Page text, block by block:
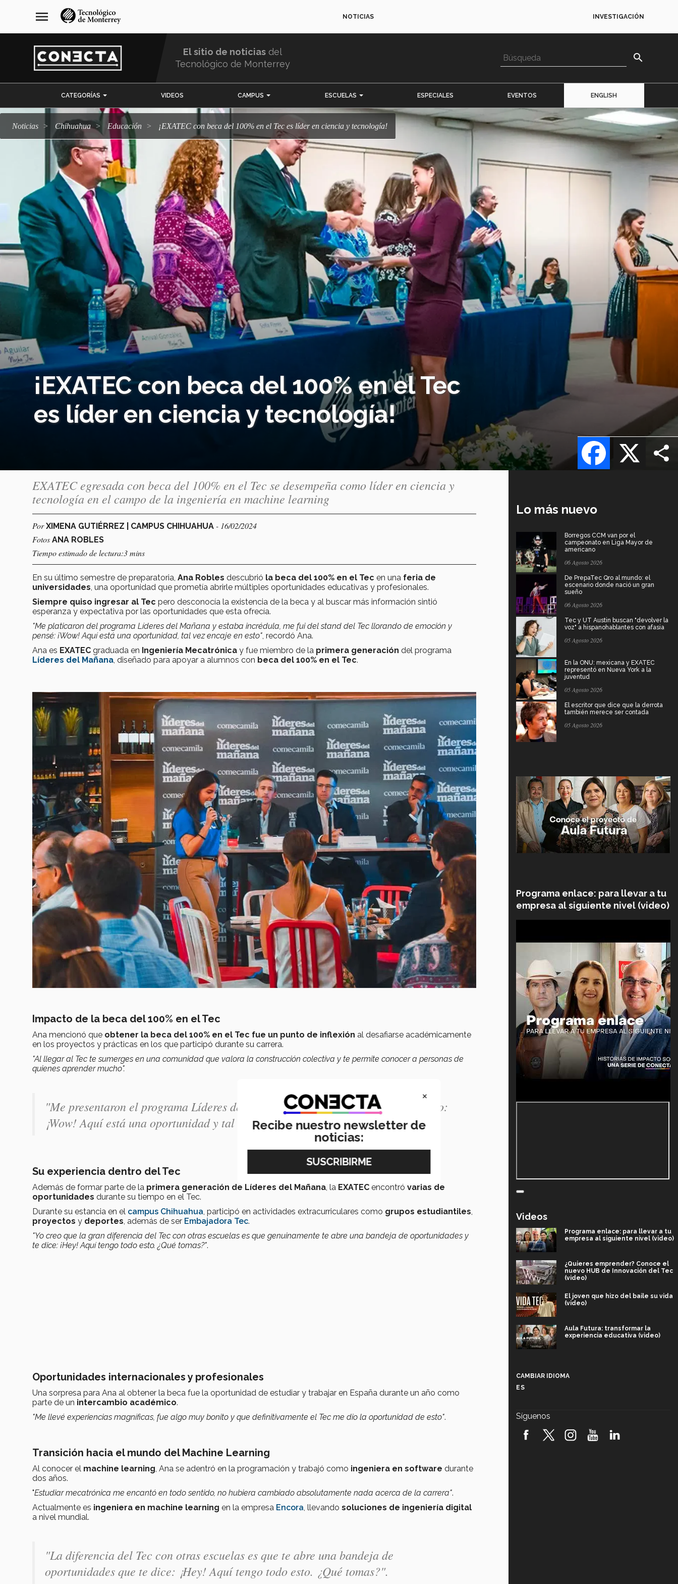
navegación
principal
menu NOTICIAS INVESTIGACIÓN
El sitio de noticias del
Tecnológico de Monterrey
search
CATEGORÍAS VIDEOS CAMPUS ESCUELAS ESPECIALES EVENTOS ENGLISH
Noticias Chihuahua Educación ¡EXATEC con beca del 100% en el Tec es líder en ciencia y tecnología!
¡EXATEC con beca del 100% en el Tec
es líder en ciencia y tecnología!
X
Facebook
EXATEC egresada con beca del 100% en el Tec se desempeña como líder en ciencia y
tecnología en el campo de la ingeniería en machine learning
PorXIMENA GUTIÉRREZ | CAMPUS CHIHUAHUA - 16/02/2024
Fotos ANA ROBLES
Tiempo estimado de lectura:3 mins
En su último semestre de preparatoria, Ana Robles descubrió la beca del 100% en el Tec en una feria de
universidades , una oportunidad que prometía abrirle múltiples oportunidades educativas y profesionales.
Siempre quiso ingresar al Tec pero desconocía la existencia de la beca y al buscar más información sintió
esperanza y expectativa por las oportunidades que esta ofrecía.
"Me platicaron del programa Líderes del Mañana y estaba incrédula, me fui del stand del Tec llorando de emoción y
pensé: ¡Wow! Aquí está una oportunidad, tal vez encaje en esto" , recordó Ana.
Ana es EXATEC graduada en Ingeniería Mecatrónica y fue miembro de la primera generación del programa
Líderes del Mañana , diseñado para apoyar a alumnos con beca del 100% en el Tec.
Impacto de la beca del 100% en el Tec
Ana mencionó que obtener la beca del 100% en el Tec fue un punto de inflexión al desafiarse académicamente
en los proyectos y prácticas en los que participó durante su carrera.
"Al llegar al Tec te sumerges en una comunidad que valora la construcción colectiva y te permite conocer a personas de
quienes aprender mucho".
"Me presentaron el programa Líderes del Mañana y lloré de la emoción pensando:
¡Wow! Aquí está una oportunidad y tal vez yo encaje en esto".
Su experiencia dentro del Tec
Además de formar parte de la primera generación de Líderes del Mañana, la EXATEC encontró varias de
oportunidades durante su tiempo en el Tec.
Durante su estancia en el campus Chihuahua, participó en actividades extracurriculares como grupos estudiantiles,
proyectos y deportes, además de ser Embajadora Tec.
"Yo creo que la gran diferencia del Tec con otras escuelas es que genuinamente te abre una bandeja de oportunidades y
te dice: ¡Hey! Aquí tengo todo esto. ¿Qué tomas?".
Oportunidades internacionales y profesionales
Una sorpresa para Ana al obtener la beca fue la oportunidad de estudiar y trabajar en España durante un año como
parte de un intercambio académico.
"Me llevé experiencias magníficas, fue algo muy bonito y que definitivamente el Tec me dio la oportunidad de esto".
Transición hacia el mundo del Machine Learning
Al conocer el machine learning, Ana se adentró en la programación y trabajó como ingeniera en software durante
dos años.
"Estudiar mecatrónica me encantó en todo sentido, no hubiera cambiado absolutamente nada acerca de la carrera".
Actualmente es ingeniera en machine learning en la empresa Encora, llevando soluciones de ingeniería digital
a nivel mundial.
"La diferencia del Tec con otras escuelas es que te abre una bandeja de
oportunidades que te dice: ¡Hey! Aquí tengo todo esto. ¿Qué tomas?".
Lo más nuevo
Borregos CCM van por el
campeonato en Liga Mayor de
americano
06 Agosto 2026
De PrepaTec Qro al mundo: el
escenario donde nació un gran
sueño
06 Agosto 2026
Tec y UT Austin buscan "devolver la
voz" a hispanohablantes con afasia
05 Agosto 2026
En la ONU: mexicana y EXATEC
representó en Nueva York a la
juventud
05 Agosto 2026
El escritor que dice que la derrota
también merece ser contada
05 Agosto 2026
Programa enlace: para llevar a tu
empresa al siguiente nivel (video)
Videos
Programa enlace: para llevar a tu
empresa al siguiente nivel (video)
¿Quieres emprender? Conoce el
nuevo HUB de Innovación del Tec
(video)
El joven que hizo del baile su vida
(video)
Aula Futura: transformar la
experiencia educativa (video)
robótica FIRST 2026! (video)
CAMBIAR IDIOMA
ES
Síguenos
×
Recibe nuestro newsletter de
noticias: